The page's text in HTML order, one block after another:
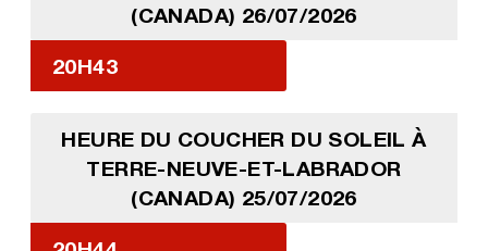
(CANADA) 26/07/2026
20H43
HEURE DU COUCHER DU SOLEIL À
TERRE-NEUVE-ET-LABRADOR
(CANADA) 25/07/2026